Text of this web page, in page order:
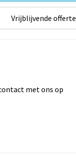
Vrijblijvende offerte
met ons op